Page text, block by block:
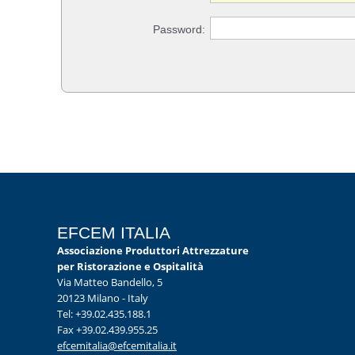
Password:
EFCEM ITALIA
Associazione Produttori Attrezzature
per Ristorazione e Ospitalità
Via Matteo Bandello, 5
20123 Milano - Italy
Tel: +39.02.435.188.1
Fax +39.02.439.955.25
efcemitalia@efcemitalia.it